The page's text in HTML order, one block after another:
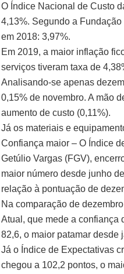
O Índice Nacional de Custo
4,13%. Segundo a
em 2018: 3,97%.
Em 2019, a maior inflação
serviços tiveram taxa de
Analisando-se apenas
0,15% de novembro. A mão
aumento de custo (0,11%).
Já os materiais e
Confiança maior – O Índice
Getúlio Vargas (FGV),
maior número desde junho
relação à pontuação de
Na comparação de
Atual, que mede a confiança
82,6, o maior patamar desde
Já o Índice de Expectativas
chegou a 102,2 pontos, o